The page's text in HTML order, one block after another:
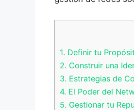
1. Definir tu
2. Construir una
3. Estrategias de
4. El Poder del
5. Gestionar tu